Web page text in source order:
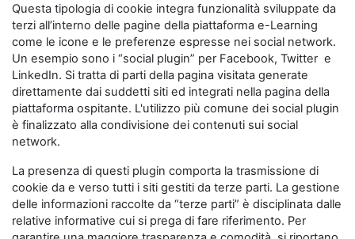
Questa tipologia di cookie integra funzionalità sviluppate da
terzi all’interno delle pagine della piattaforma e-Learning
come le icone e le preferenze espresse nei social network.
Un esempio sono i “social plugin” per Facebook, Twitter e
LinkedIn. Si tratta di parti della pagina visitata generate
direttamente dai suddetti siti ed integrati nella pagina della
piattaforma ospitante. L'utilizzo più comune dei social plugin
è finalizzato alla condivisione dei contenuti sui social
network.
La presenza di questi plugin comporta la trasmissione di
cookie da e verso tutti i siti gestiti da terze parti. La gestione
delle informazioni raccolte da “terze parti” è disciplinata dalle
relative informative cui si prega di fare riferimento. Per